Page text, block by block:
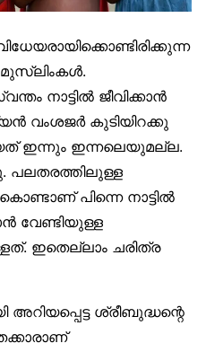
നാട്ടിൽ ജീവിക്കാൻ
വംശജർ കുടിയിറക്കു
ഇന്നും ഇന്നലെയുമല്ല.
പലതരത്തിലുള്ള
പിന്നെ നാട്ടിൽ
വേണ്ടിയുള്ള
ഇതെല്ലാം ചരിത്ര
ശ്രീബുദ്ധന്റെ